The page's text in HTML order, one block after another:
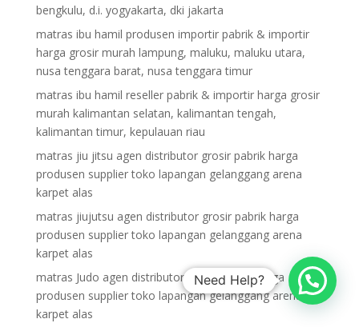
bengkulu, d.i. yogyakarta, dki jakarta
matras ibu hamil produsen importir pabrik & importir
harga grosir murah lampung, maluku, maluku utara,
nusa tenggara barat, nusa tenggara timur
matras ibu hamil reseller pabrik & importir harga grosir
murah kalimantan selatan, kalimantan tengah,
kalimantan timur, kepulauan riau
matras jiu jitsu agen distributor grosir pabrik harga
produsen supplier toko lapangan gelanggang arena
karpet alas
matras jiujutsu agen distributor grosir pabrik harga
produsen supplier toko lapangan gelanggang arena
karpet alas
matras Judo agen distributor grosir pabrik harga
produsen supplier toko lapangan gelanggang arena
karpet alas
Need Help?